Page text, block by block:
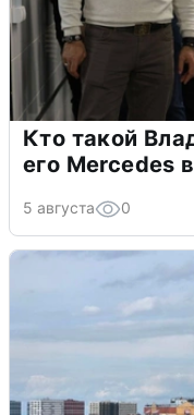
Кто такой
его Mercedes
5 августа 0